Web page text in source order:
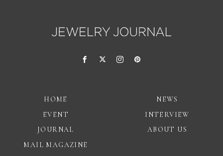
HOME
NEWS
EVENT
INTERVIEW
JOURNAL
ABOUT US
MAIL MAGAZINE